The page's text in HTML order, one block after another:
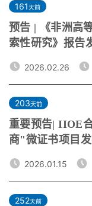
161天前
预告 | 《非洲高
索性研究》报告
2026.02.26
203天前
重要预告| IIOE
商"微证书项目
2026.01.15
252天前